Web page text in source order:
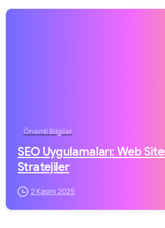
Önemli Bilgiler
SEO Uygulamaları: Web
Stratejiler
2 Kasım 2025